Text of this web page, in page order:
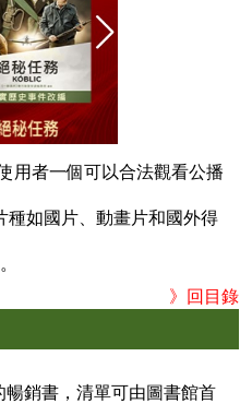
用者一個可以合法觀看公播
種如國片、動畫片和國外得
》回目錄
銷書，清單可由圖書館首